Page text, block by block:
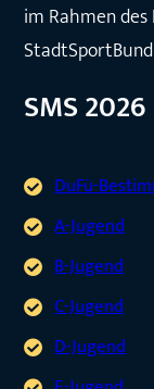
im Rahmen
StadtSportBund
SMS 2026
DuFü-
A-Jugend
B-Jugend
C-Jugend
D-Jugend